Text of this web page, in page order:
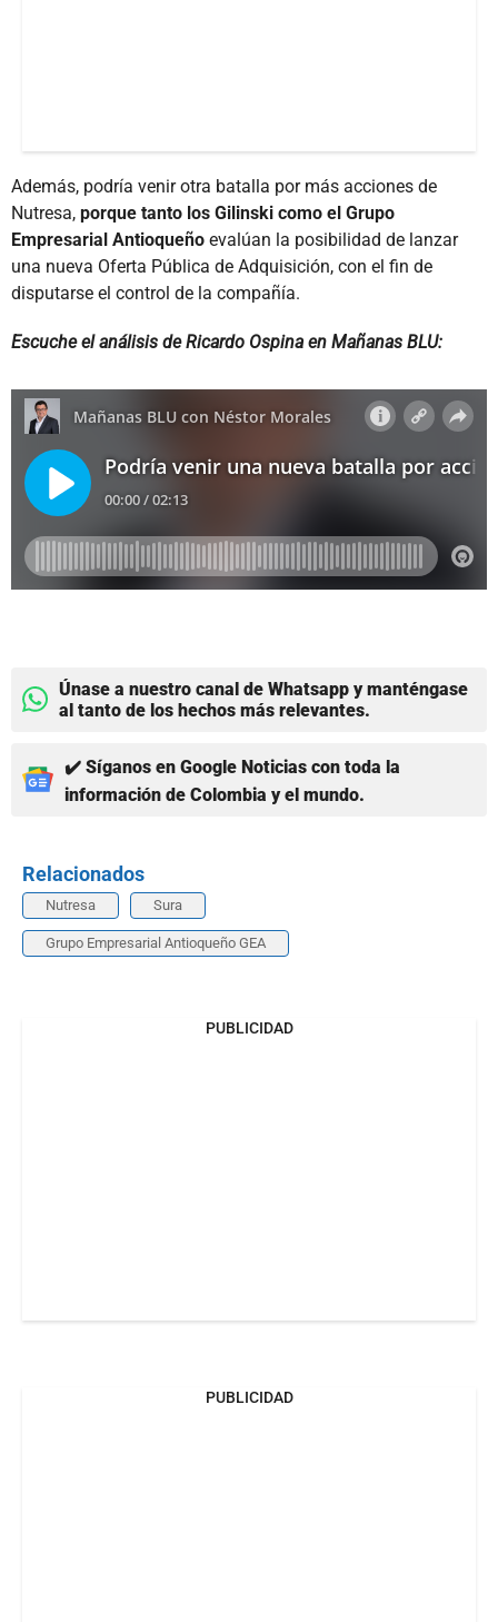
Además, podría venir otra batalla por más acciones de
Nutresa, porque tanto los Gilinski como el Grupo
Empresarial Antioqueño evalúan la posibilidad de lanzar
una nueva Oferta Pública de Adquisición, con el fin de
disputarse el control de la compañía.
Escuche el análisis de Ricardo Ospina en Mañanas BLU:
Únase a nuestro canal de Whatsapp y manténgase
al tanto de los hechos más relevantes.
✔️ Síganos en Google Noticias con toda la
información de Colombia y el mundo.
Relacionados
Nutresa Sura
Grupo Empresarial Antioqueño GEA
PUBLICIDAD
PUBLICIDAD